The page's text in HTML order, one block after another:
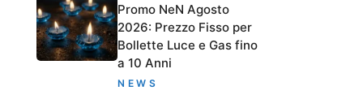
Promo NeN Agosto
2026: Prezzo Fisso per
Bollette Luce e Gas fino
a 10 Anni
NEWS